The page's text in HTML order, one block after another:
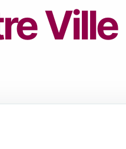
Ville